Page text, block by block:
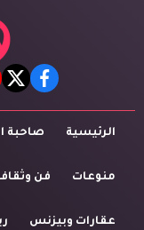
الرئيسية صاحبة
منوعات فن
عقارات وبيزنس